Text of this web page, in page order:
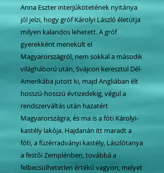
Anna Eszter interjúkötetének nyitánya
jól jelzi, hogy gróf Károlyi László életútja
milyen kalandos lehetett. A gróf
gyerekként menekült el
Magyarországról, nem sokkal a második
világháború után, Svájcon keresztül Dél-
Amerikába jutott ki, majd Angliában élt
hosszú-hosszú évtizedekig, végül a
rendszerváltás után hazatért
Magyarországra, és ma is a fóti Károlyi-
kastély lakója. Hajdanán itt maradt a
fóti, a füzérradványi kastély, Lászlótanya
a festői Zemplénben, továbbá a
felbecsülhetetlen értékű vagyon, melyet